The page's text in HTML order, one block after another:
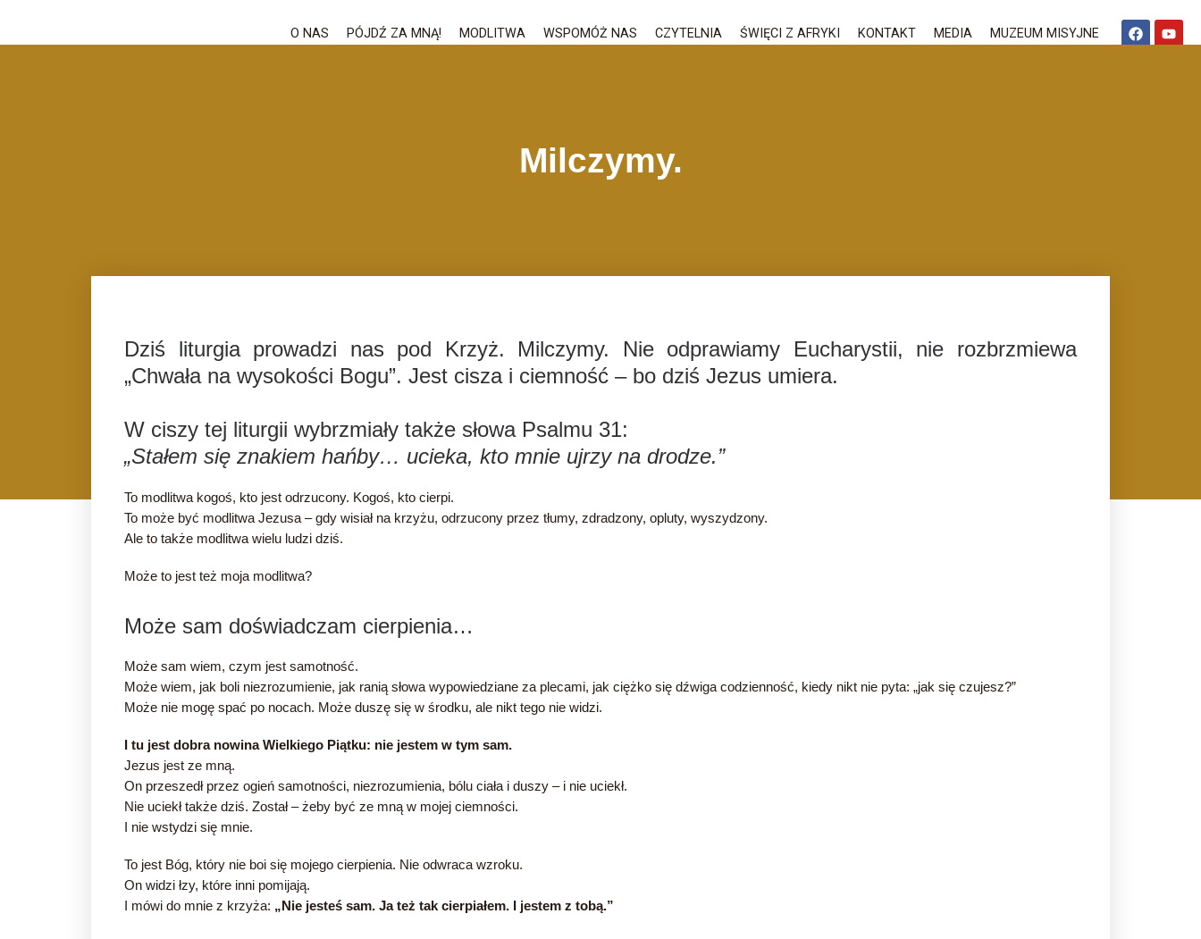
O NAS PÓJDŹ ZA MNĄ! MODLITWA WSPOMÓŻ NAS CZYTELNIA ŚWIĘCI Z AFRYKI KONTAKT MEDIA MUZEUM MISYJNE
Milczymy.
Dziś liturgia prowadzi nas pod Krzyż. Milczymy. Nie odprawiamy Eucharystii, nie rozbrzmiewa
„Chwała na wysokości Bogu”. Jest cisza i ciemność – bo dziś Jezus umiera.
W ciszy tej liturgii wybrzmiały także słowa Psalmu 31:
„Stałem się znakiem hańby… ucieka, kto mnie ujrzy na drodze.”
To modlitwa kogoś, kto jest odrzucony. Kogoś, kto cierpi.
To może być modlitwa Jezusa – gdy wisiał na krzyżu, odrzucony przez tłumy, zdradzony, opluty, wyszydzony.
Ale to także modlitwa wielu ludzi dziś.
Może to jest też moja modlitwa?
Może sam doświadczam cierpienia…
Może sam wiem, czym jest samotność.
Może wiem, jak boli niezrozumienie, jak ranią słowa wypowiedziane za plecami, jak ciężko się dźwiga codzienność, kiedy nikt nie pyta: „jak się czujesz?”
Może nie mogę spać po nocach. Może duszę się w środku, ale nikt tego nie widzi.
I tu jest dobra nowina Wielkiego Piątku: nie jestem w tym sam.
Jezus jest ze mną.
On przeszedł przez ogień samotności, niezrozumienia, bólu ciała i duszy – i nie uciekł.
Nie uciekł także dziś. Został – żeby być ze mną w mojej ciemności.
I nie wstydzi się mnie.
To jest Bóg, który nie boi się mojego cierpienia. Nie odwraca wzroku.
On widzi łzy, które inni pomijają.
I mówi do mnie z krzyża: „Nie jesteś sam. Ja też tak cierpiałem. I jestem z tobą.”